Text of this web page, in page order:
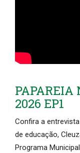
PAPAREIA
2026 EP1
Confira a
de educação,
Programa